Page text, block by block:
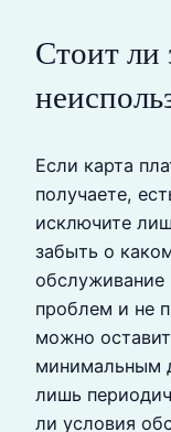
Стоит ли
Если карта
получаете,
исключите
забыть о
обслуживание
проблем и не
можно
минимальным
лишь
ли условия